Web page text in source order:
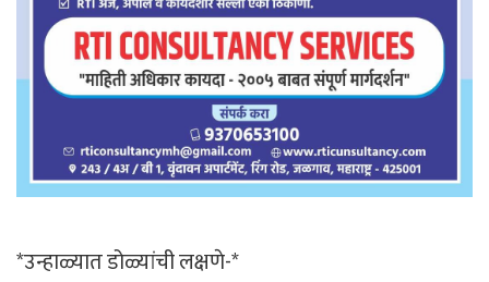
*उन्हाळ्यात डोळ्यांची लक्षणे-*